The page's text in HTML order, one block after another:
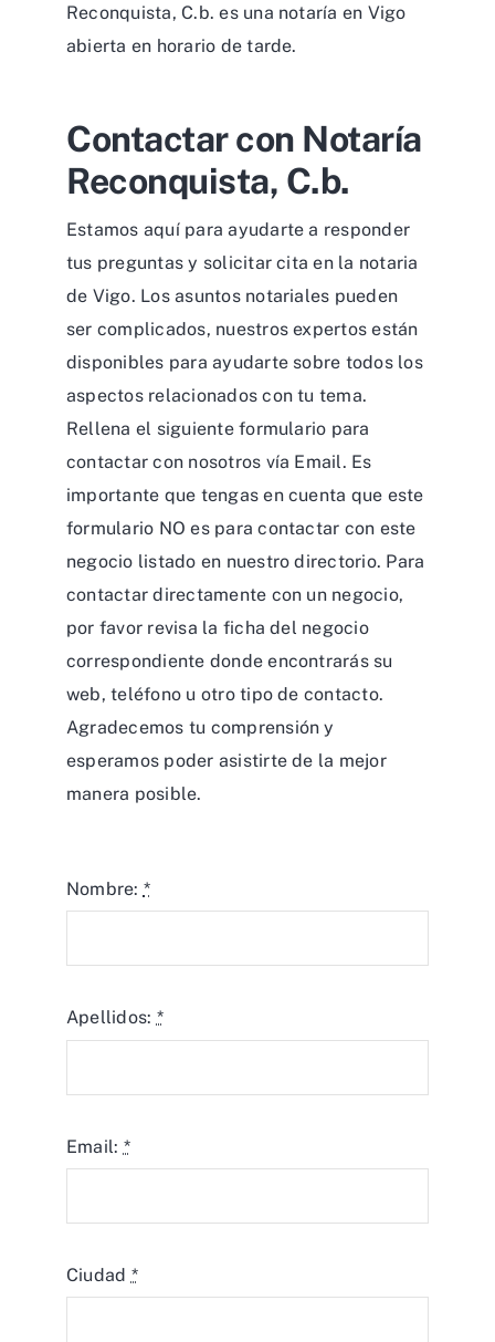
Reconquista, C.b. es una notaría en Vigo
abierta en horario de tarde.
Contactar con Notaría
Reconquista, C.b.
Estamos aquí para ayudarte a responder
tus preguntas y solicitar cita en la notaria
de Vigo. Los asuntos notariales pueden
ser complicados, nuestros expertos están
disponibles para ayudarte sobre todos los
aspectos relacionados con tu tema.
Rellena el siguiente formulario para
contactar con nosotros vía Email. Es
importante que tengas en cuenta que este
formulario NO es para contactar con este
negocio listado en nuestro directorio. Para
contactar directamente con un negocio,
por favor revisa la ficha del negocio
correspondiente donde encontrarás su
web, teléfono u otro tipo de contacto.
Agradecemos tu comprensión y
esperamos poder asistirte de la mejor
manera posible.
Nombre: *
Apellidos: *
Email: *
Ciudad *